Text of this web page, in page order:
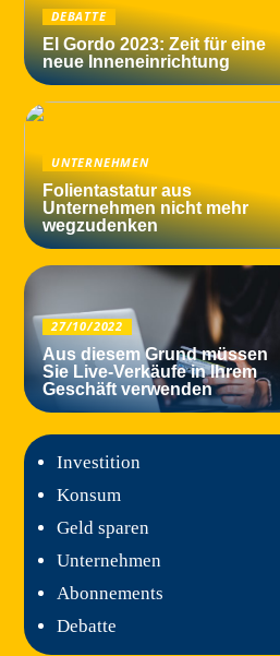
DEBATTE
El Gordo 2023: Zeit für eine
neue Inneneinrichtung
UNTERNEHMEN
Folientastatur aus
Unternehmen nicht mehr
wegzudenken
27/10/2022
Aus diesem Grund müssen
Sie Live-Verkäufe in Ihrem
Geschäft verwenden
Investition
Konsum
Geld sparen
Unternehmen
Abonnements
Debatte